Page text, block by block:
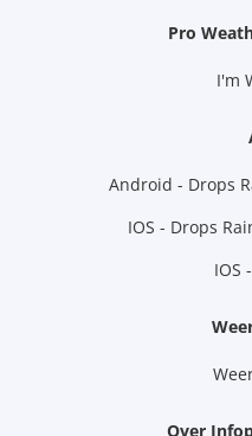
Pro
I'm
Android - Drops
IOS - Drops
IOS
Over